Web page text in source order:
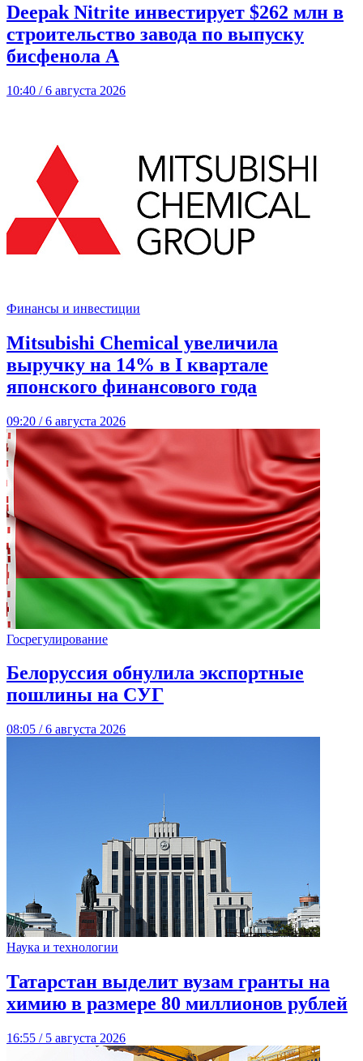
Deepak Nitrite инвестирует $262 млн в
строительство завода по выпуску
бисфенола А
10:40 / 6 августа 2026
Финансы и инвестиции
Mitsubishi Chemical увеличила
выручку на 14% в I квартале
японского финансового года
09:20 / 6 августа 2026
Госрегулирование
Белоруссия обнулила экспортные
пошлины на СУГ
08:05 / 6 августа 2026
Наука и технологии
Татарстан выделит вузам гранты на
химию в размере 80 миллионов рублей
16:55 / 5 августа 2026